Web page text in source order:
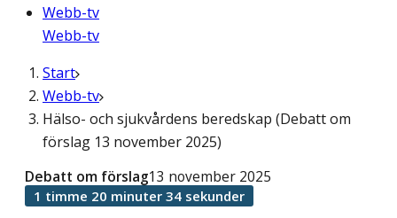
Webb-tv
Webb-tv
Start
Webb-tv
Hälso- och sjukvårdens beredskap (Debatt om
förslag 13 november 2025)
Debatt om förslag13 november 2025
1 timme 20 minuter 34 sekunder